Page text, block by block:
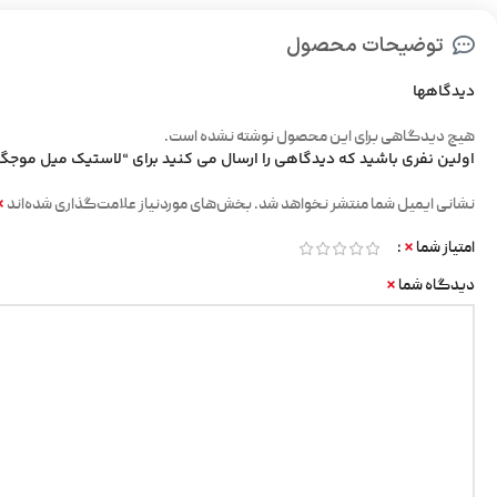
توضیحات محصول
دیدگاهها
هیچ دیدگاهی برای این محصول نوشته نشده است.
اولین نفری باشید که دیدگاهی را ارسال می کنید برای “لاستیک میل
نشانی ایمیل شما منتشر نخواهد شد.بخش‌های موردنیاز علامت‌گذاری شده‌اند
امتیاز شما *
دیدگاه شما *